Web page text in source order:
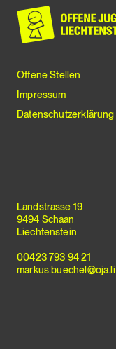
Landstrasse 19
9494 Schaan
Liechtenstein
00423 793 94 21
markus.buechel@oja.li
Offene Stellen
Impressum
Datenschutzerklärung